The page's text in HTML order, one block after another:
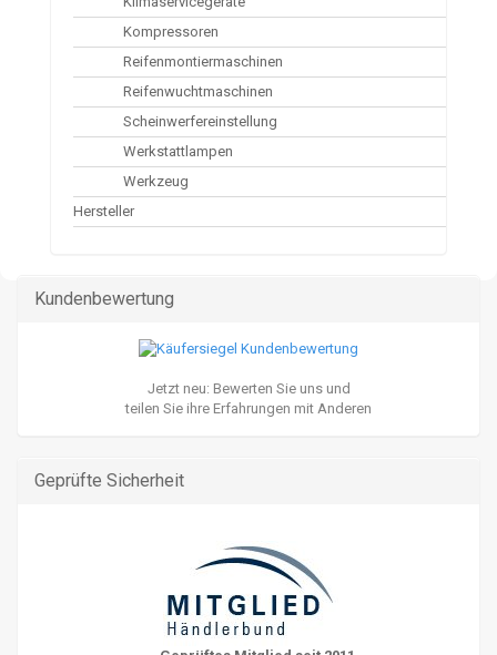
Kompressoren
Reifenmontiermaschinen
Reifenwuchtmaschinen
Scheinwerfereinstellung
Werkstattlampen
Werkzeug
Hersteller
Kundenbewertung
Jetzt neu: Bewerten Sie uns und
teilen Sie ihre Erfahrungen mit Anderen
Geprüfte Sicherheit